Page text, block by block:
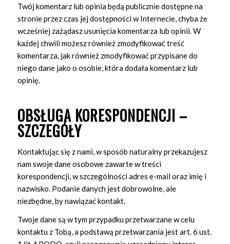
Twój komentarz lub opinia będą publicznie dostępne na
stronie przez czas jej dostępności w Internecie, chyba że
wcześniej zażądasz usunięcia komentarza lub opinii. W
każdej chwili możesz również zmodyfikować treść
komentarza, jak również zmodyfikować przypisane do
niego dane jako o osobie, która dodała komentarz lub
opinię.
OBSŁUGA KORESPONDENCJI –
SZCZEGÓŁY
Kontaktując się z nami, w sposób naturalny przekazujesz
nam swoje dane osobowe zawarte w treści
korespondencji, w szczególności adres e-mail oraz imię i
nazwisko. Podanie danych jest dobrowolne, ale
niezbędne, by nawiązać kontakt.
Twoje dane są w tym przypadku przetwarzane w celu
kontaktu z Tobą, a podstawą przetwarzania jest art. 6 ust.